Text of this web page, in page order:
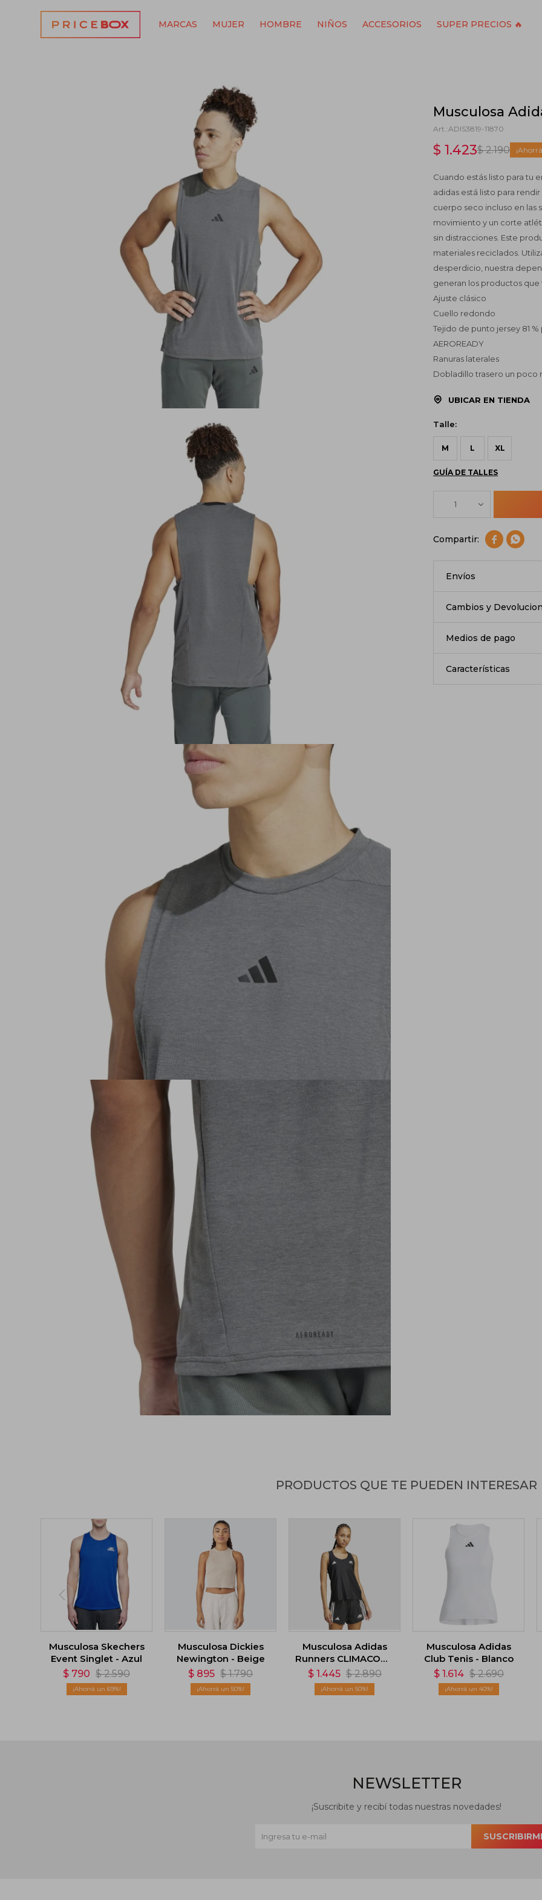
MARCAS MUJER HOMBRE NIÑOS ACCESORIOS SUPER PRECIOS 🔥
Musculosa
ADIS3819-11870
$ 1.423$ 2.190
Cuando estás listo para tu
adidas está listo para
cuerpo seco incluso en las
movimiento y un corte
sin distracciones. Este
materiales reciclados.
desperdicio, nuestra
generan los productos que
Ajuste clásico
Cuello redondo
Tejido de punto jersey 81
AEROREADY
Ranuras laterales
Dobladillo trasero un poco
UBICAR EN TIENDA
Talle:
M L XL
GUÍA DE TALLES
1
 
Envíos
Cambios y
Medios de pago
Características
PRODUCTOS QUE TE PUEDEN INTERESAR
Musculosa Skechers
Event Singlet - Azul
$ 790 $ 2.590
69
Musculosa Dickies
Newington - Beige
$ 895 $ 1.790
50
Musculosa Adidas
Runners CLIMACOOL
- Negro
$ 1.445 $ 2.890
50
Musculosa Adidas
Club Tenis - Blanco
$ 1.614 $ 2.690
40
NEWSLETTER
¡Suscribite y recibí todas nuestras novedades!